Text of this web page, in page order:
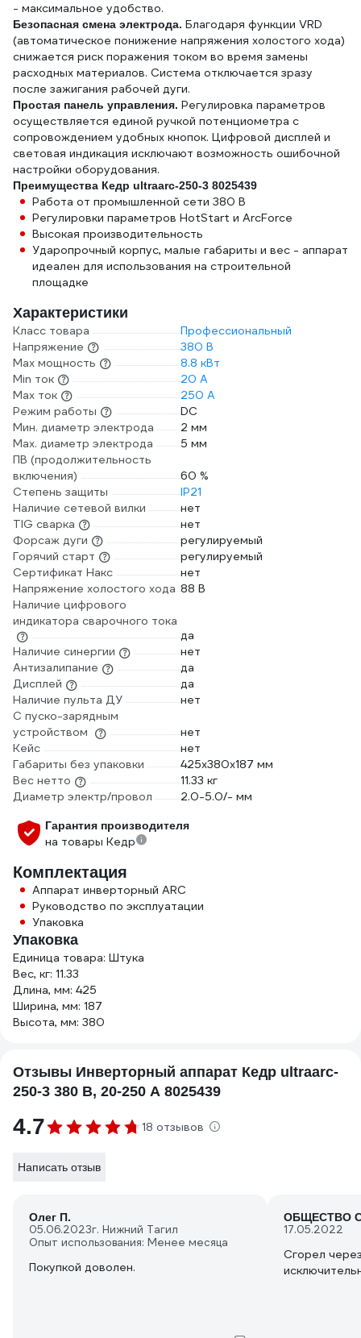
- максимальное удобство.
Безопасная смена электрода. Благодаря функции VRD
(автоматическое понижение напряжения холостого хода)
снижается риск поражения током во время замены
расходных материалов. Система отключается зразу
после зажигания рабочей дуги.
Простая панель управления. Регулировка параметров
осуществляется единой ручкой потенциометра с
сопровождением удобных кнопок. Цифровой дисплей и
световая индикация исключают возможность ошибочной
настройки оборудования.
Преимущества Кедр ultraarc-250-3 8025439
Работа от промышленной сети 380 В
Регулировки параметров HotStart и ArcForce
Высокая производительность
Ударопрочный корпус, малые габариты и вес - аппарат
идеален для использования на строительной
площадке
Характеристики
Класс товара
Профессиональный
Напряжение
380 В
Max мощность
8.8 кВт
Min ток
20 А
Max ток
250 А
Режим работы
DC
Мин. диаметр электрода
2 мм
Мах. диаметр электрода
5 мм
ПВ (продолжительность
включения)
60 %
Степень защиты
IP21
Наличие сетевой вилки
нет
TIG сварка
нет
Форсаж дуги
регулируемый
Горячий старт
регулируемый
Сертификат Накс
нет
Напряжение холостого хода 88 В
Наличие цифрового
индикатора сварочного тока
да
Наличие синергии
нет
Антизалипание
да
Дисплей
да
Наличие пульта ДУ
нет
С пуско-зарядным
устройством
нет
Кейс
нет
Габариты без упаковки
425x380x187 мм
Вес нетто
11.33 кг
Диаметр электр/провол
2.0-5.0/- мм
Гарантия производителя
на товары Кедр
Комплектация
Аппарат инверторный ARC
Руководство по эксплуатации
Упаковка
Упаковка
Единица товара: Штука
Вес, кг: 11.33
Длина, мм: 425
Ширина, мм: 187
Высота, мм: 380
Отзывы Инверторный аппарат Кедр ultraarc-
250-3 380 В, 20-250 А 8025439
4.7 18 отзывов
Написать отзыв
Олег П.
05.06.2023г. Нижний Тагил
Опыт использования: Менее месяца
Покупкой доволен.
17.05.2022
Сгорел